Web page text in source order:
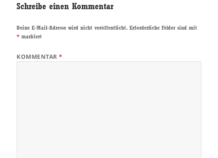
Schreibe einen Kommentar
Deine E-Mail-Adresse wird nicht veröffentlicht. Erforderliche Felder sind mit
* markiert
KOMMENTAR*